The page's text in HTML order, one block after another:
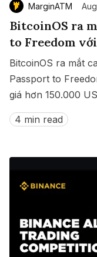
MarginATM
BitcoinOS ra
to Freedom
BitcoinOS ra mắt
Passport to
giá hơn 150.000
hàng loạt quốc gia
4 min read